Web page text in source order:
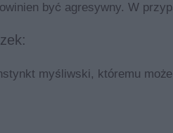
być agresywny. W
myśliwski, któremu